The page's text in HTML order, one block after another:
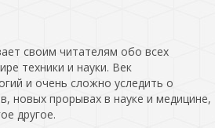
своим читателям обо всех
техники и науки. Век
и очень сложно уследить о
новых прорывах в науке и медицине,
другое.